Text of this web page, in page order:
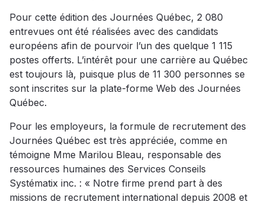
Pour cette édition des Journées Québec, 2 080
entrevues ont été réalisées avec des candidats
européens afin de pourvoir l’un des quelque 1 115
postes offerts. L’intérêt pour une carrière au Québec
est toujours là, puisque plus de 11 300 personnes se
sont inscrites sur la plate-forme Web des Journées
Québec.
Pour les employeurs, la formule de recrutement des
Journées Québec est très appréciée, comme en
témoigne Mme Marilou Bleau, responsable des
ressources humaines des Services Conseils
Systématix inc. : « Notre firme prend part à des
missions de recrutement international depuis 2008 et